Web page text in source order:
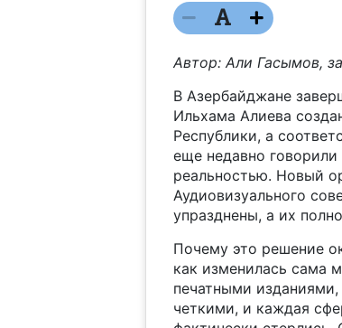
Автор: Али Гасымов,
В Азербайджане
Ильхама Алиева
Республики, а
еще недавно говорили
реальностью. Новый
Аудиовизуального
упразднены, а их
Почему это решение
как изменилась сама
печатными
четкими, и каждая